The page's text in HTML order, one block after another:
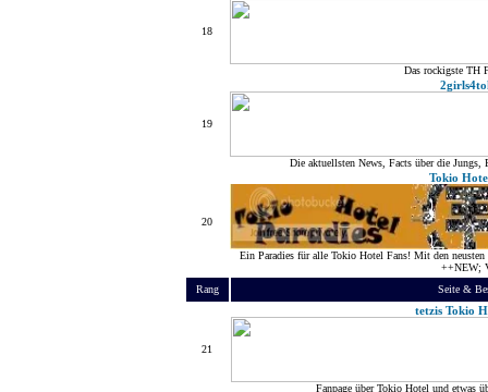
18
Das rockigste TH
19
Die aktuellsten News, Facts über die Jungs,
20
Tokio
Ein Paradies für alle Tokio Hotel Fans! Mit den
++NEW;
Rang
Seite &
21
tetzis Tokio
Fanpage über Tokio Hotel und etwas